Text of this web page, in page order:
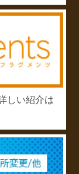
しい紹介は